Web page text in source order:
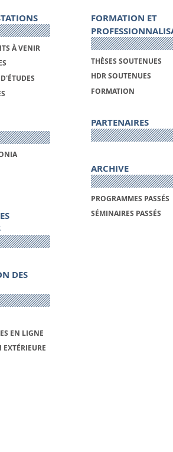
À VENIR
DES
EN LIGNE
FORMATION ET
THÈSES SOUTENUES
HDR SOUTENUES
FORMATION
PARTENAIRES
ARCHIVE
PROGRAMMES PASSÉS
SÉMINAIRES PASSÉS